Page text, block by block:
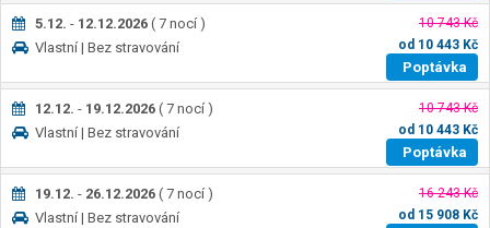
5.12. - 12.12.2026 ( 7 nocí )
Vlastní | Bez stravování
10 743 Kč
od 10 443 Kč
Poptávka
12.12. - 19.12.2026 ( 7 nocí )
Vlastní | Bez stravování
10 743 Kč
od 10 443 Kč
Poptávka
19.12. - 26.12.2026 ( 7 nocí )
Vlastní | Bez stravování
16 243 Kč
od 15 908 Kč